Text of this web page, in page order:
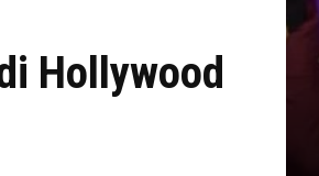
Hollywood